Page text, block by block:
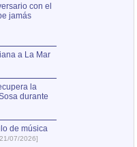
con el
jamás
a La Mar
la
durante
de música
07/2026]